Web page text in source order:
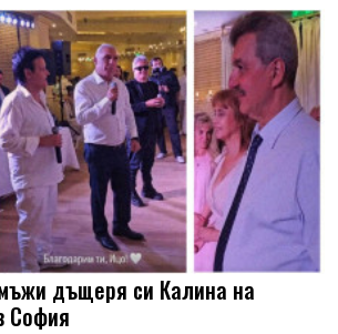
дъщеря си Калина на
София